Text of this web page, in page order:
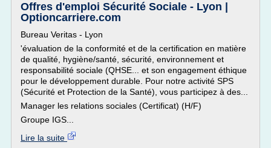
Offres d'emploi Sécurité Sociale - Lyon |
Optioncarriere.com
Bureau Veritas - Lyon
'évaluation de la conformité et de la certification en matière
de qualité, hygiène/santé, sécurité, environnement et
responsabilité sociale (QHSE... et son engagement éthique
pour le développement durable. Pour notre activité SPS
(Sécurité et Protection de la Santé), vous participez à des...
Manager les relations sociales (Certificat) (H/F)
Groupe IGS...
Lire la suite